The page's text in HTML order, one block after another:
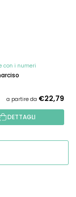
con i numeri
a partire da €22,79
DETTAGLI